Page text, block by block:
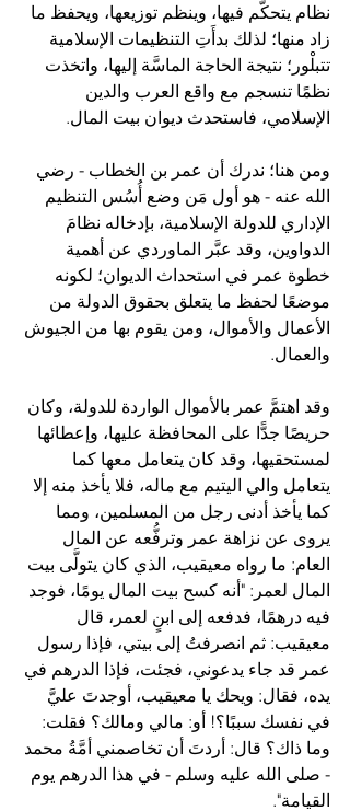
نظام يتحكَّم فيها، وينظم توزيعها، ويحفظ ما
زاد منها؛ لذلك بدأَتِ التنظيمات الإسلامية
تتبلْور؛ نتيجة الحاجة الماسَّة إليها، واتخذت
نظمًا تنسجم مع واقع العرب والدين
الإسلامي، فاستحدث ديوان بيت المال.
ومن هنا؛ ندرك أن عمر بن الخطاب - رضي
الله عنه - هو أول مَن وضع أُسُس التنظيم
الإداري للدولة الإسلامية، بإدخاله نظامَ
الدواوين، وقد عبَّر الماوردي عن أهمية
خطوة عمر في استحداث الديوان؛ لكونه
موضعًا لحفظ ما يتعلق بحقوق الدولة من
الأعمال والأموال، ومن يقوم بها من الجيوش
والعمال.
وقد اهتمَّ عمر بالأموال الواردة للدولة، وكان
حريصًا جدًّا على المحافظة عليها، وإعطائها
لمستحقيها، وقد كان يتعامل معها كما
يتعامل والي اليتيم مع ماله، فلا يأخذ منه إلا
كما يأخذ أدنى رجل من المسلمين، ومما
يروى عن نزاهة عمر وترفُّعه عن المال
العام: ما رواه معيقيب، الذي كان يتولَّى بيت
المال لعمر: "أنه كسح بيت المال يومًا، فوجد
فيه درهمًا، فدفعه إلى ابنٍ لعمر، قال
معيقيب: ثم انصرفتُ إلى بيتي، فإذا رسول
عمر قد جاء يدعوني، فجئت، فإذا الدرهم في
يده، فقال: ويحك يا معيقيب، أوجدتَ عليَّ
في نفسك سببًا؟! أو: مالي ومالك؟ فقلت:
وما ذاك؟ قال: أردتَ أن تخاصمني أمَّةُ محمد
- صلى الله عليه وسلم - في هذا الدرهم يوم
القيامة".